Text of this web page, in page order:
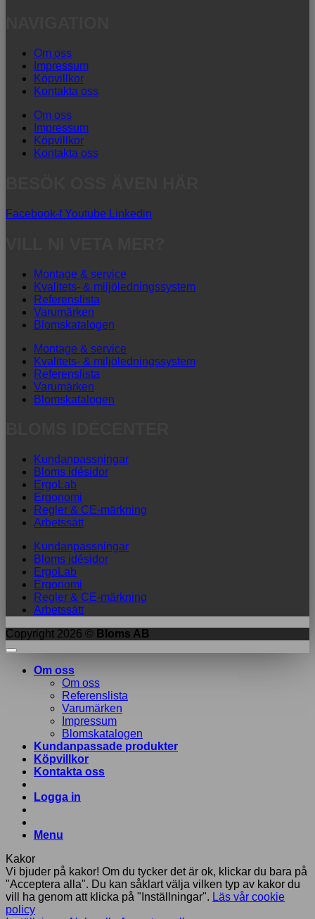
Om oss
Impressum
Köpvillkor
Kontakta oss
Om oss
Impressum
Köpvillkor
Kontakta oss
Facebook-f Youtube Linkedin
Montage & service
Kvalitets- & miljöledningssystem
Referenslista
Varumärken
Blomskatalogen
Montage & service
Kvalitets- & miljöledningssystem
Referenslista
Varumärken
Blomskatalogen
Kundanpassningar
Bloms idésidor
ErgoLab
Ergonomi
Regler & CE-märkning
Arbetssätt
Kundanpassningar
Bloms idésidor
ErgoLab
Ergonomi
Regler & CE-märkning
Arbetssätt
Copyright 2026 © Bloms AB
Om oss
Om oss
Referenslista
Varumärken
Impressum
Blomskatalogen
Kundanpassade produkter
Köpvillkor
Kontakta oss
Logga in
Menu
Kakor
Vi bjuder på kakor! Om du tycker det är ok, klickar du bara på
"Acceptera alla". Du kan såklart välja vilken typ av kakor du
vill ha genom att klicka på "Inställningar". Läs vår cookie
policy